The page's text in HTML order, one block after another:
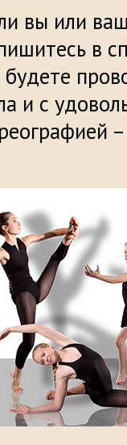
вы или
в
и с